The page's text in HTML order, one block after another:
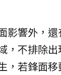
影響外，
不排除出
，若鋒面